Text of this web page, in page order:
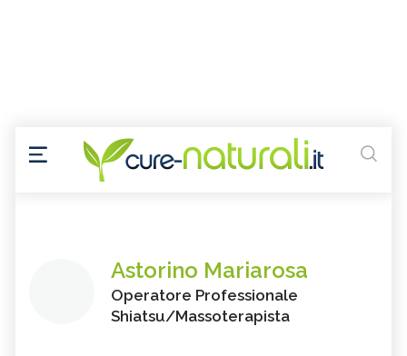
Astorino Mariarosa
Operatore Professionale
Shiatsu/Massoterapista